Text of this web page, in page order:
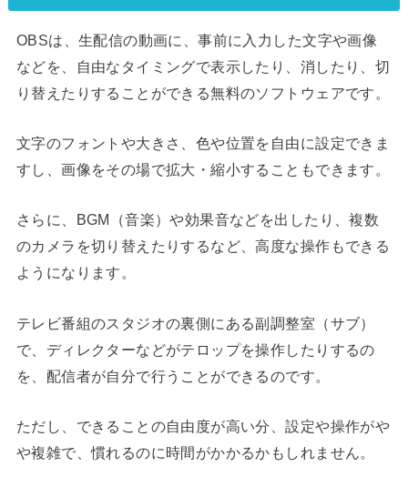
OBSは、生配信の動画に、事前に入力した文字や画像
などを、自由なタイミングで表示したり、消したり、切
り替えたりすることができる無料のソフトウェアです。
文字のフォントや大きさ、色や位置を自由に設定できま
すし、画像をその場で拡大・縮小することもできます。
さらに、BGM（音楽）や効果音などを出したり、複数
のカメラを切り替えたりするなど、高度な操作もできる
ようになります。
テレビ番組のスタジオの裏側にある副調整室（サブ）
で、ディレクターなどがテロップを操作したりするの
を、配信者が自分で行うことができるのです。
ただし、できることの自由度が高い分、設定や操作がや
や複雑で、慣れるのに時間がかかるかもしれません。